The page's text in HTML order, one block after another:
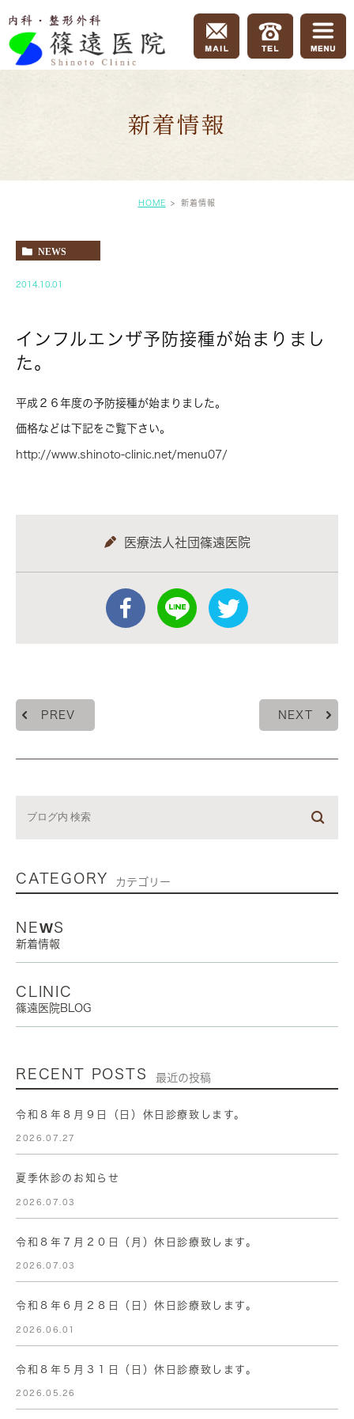
新着情報
HOME 新着情報
NEWS
2014.10.01
インフルエンザ予防接種が始まりまし
た。
平成２６年度の予防接種が始まりました。
価格などは下記をご覧下さい。
http://www.shinoto-clinic.net/menu07/
医療法人社団篠遠医院
PREV NEXT
CATEGORY カテゴリー
NEWS
新着情報
CLINIC
篠遠医院BLOG
RECENT POSTS 最近の投稿
令和８年８月９日（日）休日診療致します。
2026.07.27
夏季休診のお知らせ
2026.07.03
令和８年７月２０日（月）休日診療致します。
2026.07.03
令和８年６月２８日（日）休日診療致します。
2026.06.01
令和８年５月３１日（日）休日診療致します。
2026.05.26